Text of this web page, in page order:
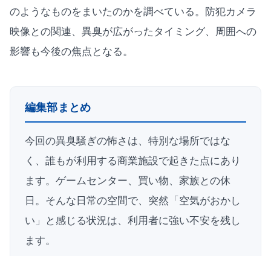
のようなものをまいたのかを調べている。防犯カメラ
映像との関連、異臭が広がったタイミング、周囲への
影響も今後の焦点となる。
編集部まとめ
今回の異臭騒ぎの怖さは、特別な場所ではな
く、誰もが利用する商業施設で起きた点にあり
ます。ゲームセンター、買い物、家族との休
日。そんな日常の空間で、突然「空気がおかし
い」と感じる状況は、利用者に強い不安を残し
ます。